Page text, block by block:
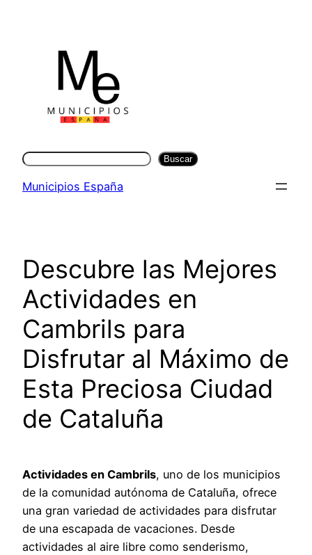
contenido
Buscar Buscar
Municipios España
Descubre las Mejores
Actividades en
Cambrils para
Disfrutar al Máximo de
Esta Preciosa Ciudad
de Cataluña
Actividades en Cambrils, uno de los municipios
de la comunidad autónoma de Cataluña, ofrece
una gran variedad de actividades para disfrutar
de una escapada de vacaciones. Desde
actividades al aire libre como senderismo,